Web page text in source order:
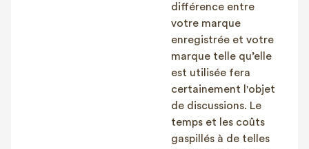
différence entre
votre marque
enregistrée et votre
marque telle qu’elle
est utilisée fera
certainement l'objet
de discussions. Le
temps et les coûts
gaspillés à de telles